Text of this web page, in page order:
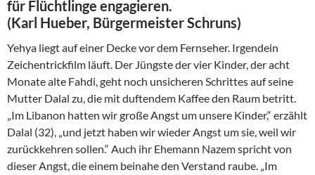
für Flüchtlinge engagieren.
(Karl Hueber, Bürgermeister Schruns)
Yehya liegt auf einer Decke vor dem Fernseher. Irgendein
Zeichentrickfilm läuft. Der Jüngste der vier Kinder, der acht
Monate alte Fahdi, geht noch unsicheren Schrittes auf seine
Mutter Dalal zu, die mit duftendem Kaffee den Raum betritt.
„Im Libanon hatten wir große Angst um unsere Kinder,“ erzählt
Dalal (32), „und jetzt haben wir wieder Angst um sie, weil wir
zurückkehren sollen.“ Auch ihr Ehemann Nazem spricht von
dieser Angst, die einem beinahe den Verstand raube. „Im